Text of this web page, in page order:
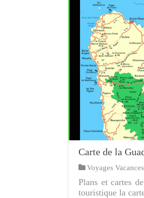
Carte de la
Voyages Vacances
Plans et cartes
touristique la